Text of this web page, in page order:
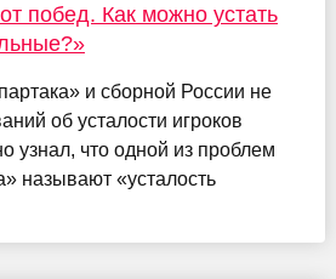
побед. Как можно устать
и сборной России не
об усталости игроков
узнал, что одной из проблем
называют «усталость